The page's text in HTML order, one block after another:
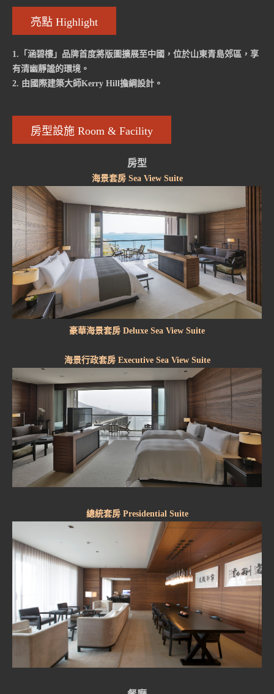
亮點 Highlight
1.「涵碧樓」品牌首度將版圖擴展至中國，位於山東青島郊區，享
有清幽靜謐的環境。
2. 由國際建築大師Kerry Hill擔綱設計。
房型設施 Room & Facility
房型
海景套房 Sea View Suite
豪華海景套房 Deluxe Sea View Suite
海景行政套房 Executive Sea View Suite
總統套房 Presidential Suite